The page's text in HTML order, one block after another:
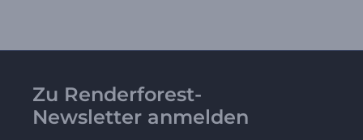
Zu Renderforest-
Newsletter anmelden